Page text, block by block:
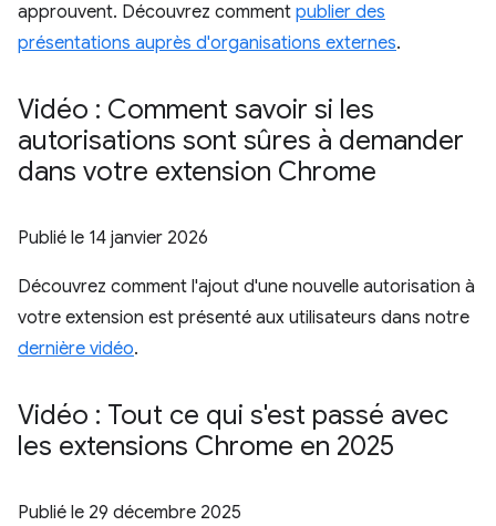
approuvent. Découvrez comment publier des
présentations auprès d'organisations externes.
Vidéo : Comment savoir si les
autorisations sont sûres à demander
dans votre extension Chrome
Publié le 14 janvier 2026
Découvrez comment l'ajout d'une nouvelle autorisation à
votre extension est présenté aux utilisateurs dans notre
dernière vidéo.
Vidéo : Tout ce qui s'est passé avec
les extensions Chrome en 2025
Publié le 29 décembre 2025